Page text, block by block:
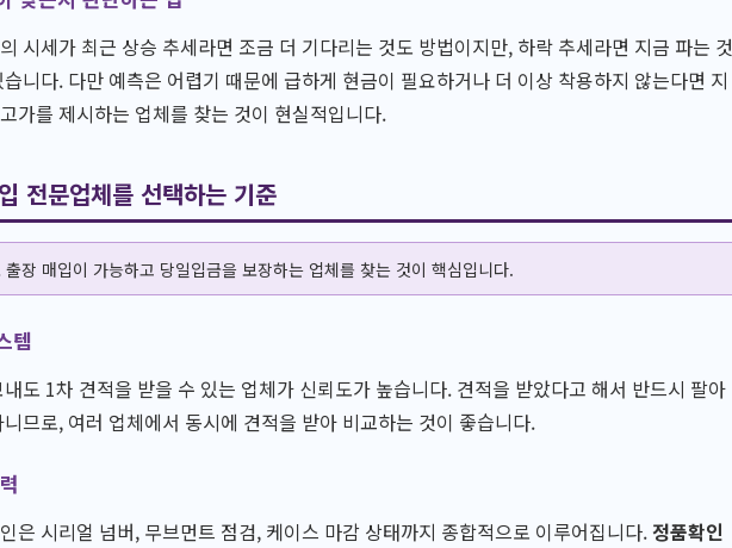
시세가 최근 상승 추세라면 조금 더 기다리는 것도 방법이지만, 하락 추세라면 지금 파는 것
니다. 다만 예측은 어렵기 때문에 급하게 현금이 필요하거나 더 이상 착용하지 않는다면 지
가를 제시하는 업체를 찾는 것이 현실적입니다.
전문업체를 선택하는 기준
장 매입이 가능하고 당일입금을 보장하는 업체를 찾는 것이 핵심입니다.
템
도 1차 견적을 받을 수 있는 업체가 신뢰도가 높습니다. 견적을 받았다고 해서 반드시 팔아
므로, 여러 업체에서 동시에 견적을 받아 비교하는 것이 좋습니다.
은 시리얼 넘버, 무브먼트 점검, 케이스 마감 상태까지 종합적으로 이루어집니다. 정품확인